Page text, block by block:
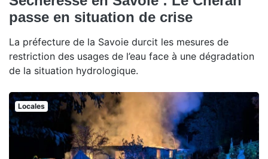
passe en situation de crise
La préfecture de la Savoie durcit les mesures de
restriction des usages de l’eau face à une dégradation
de la situation hydrologique.
Locales